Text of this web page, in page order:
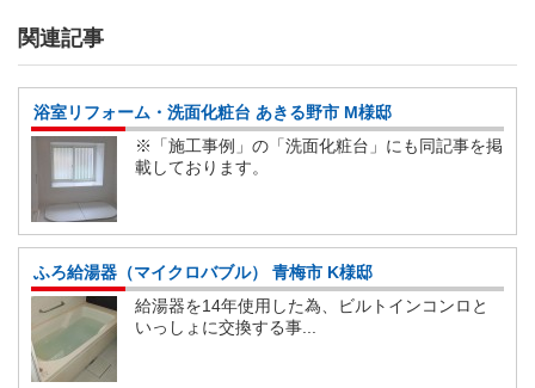
関連記事
浴室リフォーム・洗面化粧台 あきる野市 M様邸
※「施工事例」の「洗面化粧台」にも同記事を掲
載しております。
ふろ給湯器（マイクロバブル） 青梅市 K様邸
給湯器を14年使用した為、ビルトインコンロと
いっしょに交換する事...